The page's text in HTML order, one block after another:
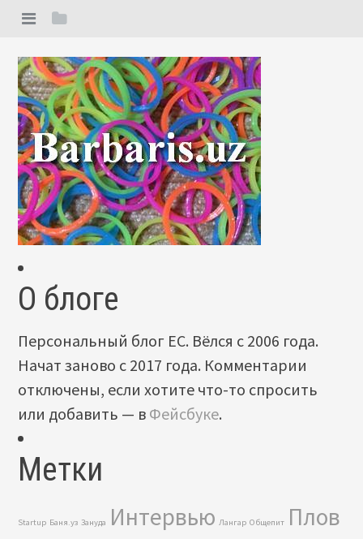
О блоге
Персональный блог ЕС. Вёлся с 2006 года.
Начат заново с 2017 года. Комментарии
отключены, если хотите что-то спросить
или добавить — в Фейсбуке.
Метки
Startup Баня.уз Зануда Интервью Лангар Общепит Плов